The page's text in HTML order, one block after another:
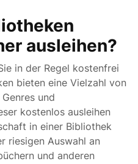
ausleihen?
in der Regel kostenfrei
bieten eine Vielzahl von
und
kostenlos ausleihen
in einer Bibliothek
riesigen Auswahl an
und anderen